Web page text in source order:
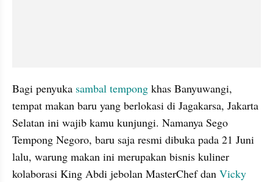
Bagi penyuka sambal tempong khas Banyuwangi,
tempat makan baru yang berlokasi di Jagakarsa, Jakarta
Selatan ini wajib kamu kunjungi. Namanya Sego
Tempong Negoro, baru saja resmi dibuka pada 21 Juni
lalu, warung makan ini merupakan bisnis kuliner
kolaborasi King Abdi jebolan MasterChef dan Vicky